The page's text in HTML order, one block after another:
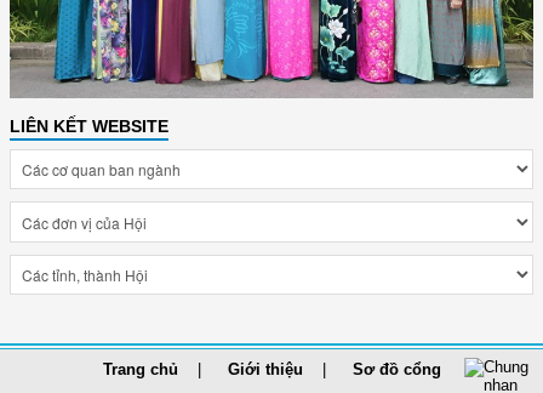
LIÊN KẾT WEBSITE
Trang chủ Giới thiệu Sơ đồ cổng